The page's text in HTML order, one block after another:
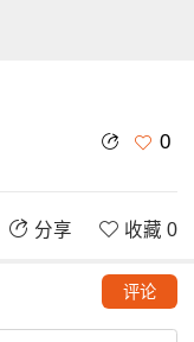
0
分享 收藏 0
评论